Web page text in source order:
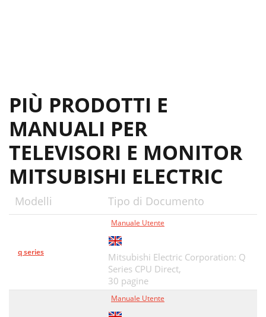
PIÙ PRODOTTI E
MANUALI PER
TELEVISORI E MONITOR
MITSUBISHI ELECTRIC
Modelli Tipo di Documento
q series
Manuale Utente
Mitsubishi Electric Corporation: Q
Series CPU Direct,
30 pagine
Manuale Utente